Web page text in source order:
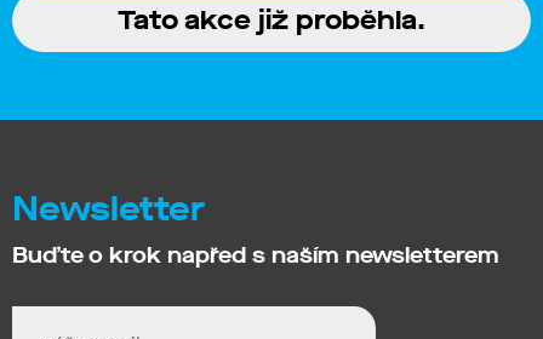
Tato akce již proběhla.
Newsletter
Buďte o krok napřed s naším newsletterem